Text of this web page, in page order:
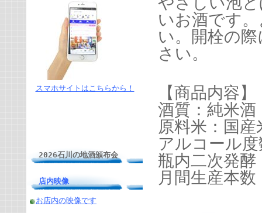
スマホサイトはこちらから！
2026石川の地酒頒布会
店内映像
お店内の映像です
いお酒です
い。開栓の
さい。
【商品内容】
酒質：純米酒
原料米：国産
アルコール
瓶内二次発酵
月間生産本